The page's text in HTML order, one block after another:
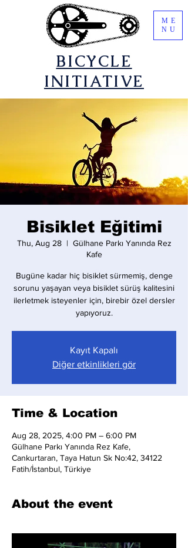
​BICYCLE
INITIATIVE
ME
NU
Bisiklet Eğitimi
Thu, Aug 28
  |
Gülhane Parkı Yanında Rez
Kafe
Bugüne kadar hiç bisiklet sürmemiş, denge
sorunu yaşayan veya bisiklet sürüş kalitesini
ilerletmek isteyenler için, birebir özel dersler
yapıyoruz.
Kayıt Kapalı
Diğer etkinlikleri gör
Time & Location
Aug 28, 2025, 4:00 PM – 6:00 PM
Gülhane Parkı Yanında Rez Kafe,
Cankurtaran, Taya Hatun Sk No:42, 34122
Fatih/İstanbul, Türkiye
About the event